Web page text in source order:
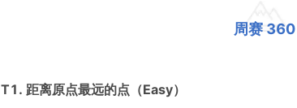
周赛 360
T1. 距离原点最远的点（Easy）